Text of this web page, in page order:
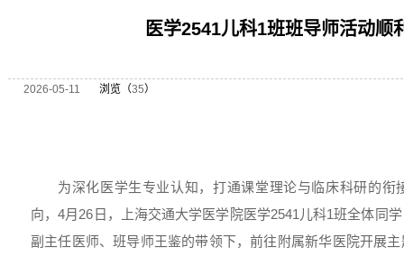
医学2541儿科1班班导师活动顺
2026-05-11 浏览（35）
为深化医学生专业认知，打通课堂理论与临床科研的衔
向，4月26日，上海交通大学医学院医学2541儿科1班全体同
副主任医师、班导师王鉴的带领下，前往附属新华医院开展